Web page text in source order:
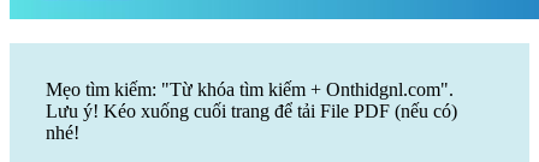
Mẹo tìm kiếm: "Từ khóa tìm kiếm + Onthidgnl.com".
Lưu ý! Kéo xuống cuối trang để tải File PDF (nếu có)
nhé!